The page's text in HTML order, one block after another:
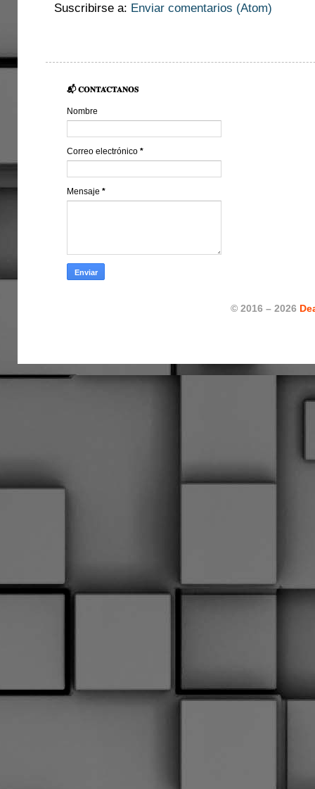
Suscribirse a: Enviar comentarios (Atom)
📬 𝐂𝐎𝐍𝐓𝐀́𝐂𝐓𝐀𝐍𝐎𝐒
Nombre
Correo electrónico *
Mensaje *
© 2016 – 2026